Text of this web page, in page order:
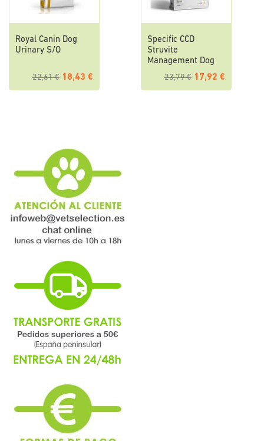
Royal Canin Dog
Urinary S/O
22,61 € 18,43 €
Specific CCD
Struvite
Management Dog
23,79 € 17,92 €